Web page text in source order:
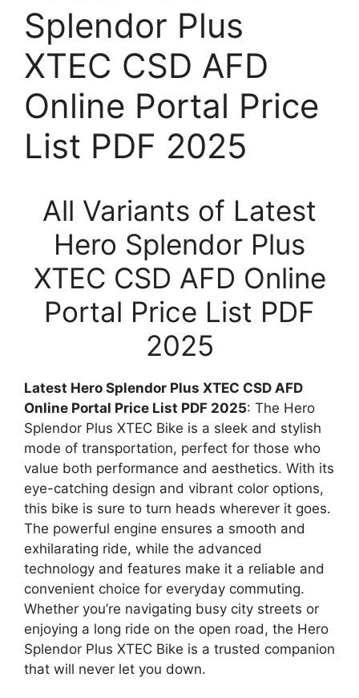
Splendor Plus
XTEC CSD AFD
Online Portal Price
List PDF 2025
All Variants of Latest
Hero Splendor Plus
XTEC CSD AFD Online
Portal Price List PDF
2025
Latest Hero Splendor Plus XTEC CSD AFD
Online Portal Price List PDF 2025: The Hero
Splendor Plus XTEC Bike is a sleek and stylish
mode of transportation, perfect for those who
value both performance and aesthetics. With its
eye-catching design and vibrant color options,
this bike is sure to turn heads wherever it goes.
The powerful engine ensures a smooth and
exhilarating ride, while the advanced
technology and features make it a reliable and
convenient choice for everyday commuting.
Whether you’re navigating busy city streets or
enjoying a long ride on the open road, the Hero
Splendor Plus XTEC Bike is a trusted companion
that will never let you down.